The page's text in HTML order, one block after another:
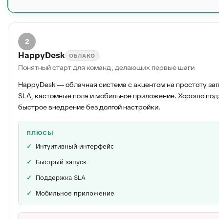
2
HappyDesk ОБЛАКО
Понятный старт для команд, делающих первые шаги
HappyDesk — облачная система с акцентом на простоту
SLA, кастомные поля и мобильное приложение. Хорошо
быстрое внедрение без долгой настройки.
ПЛЮСЫ
Интуитивный интерфейс
Быстрый запуск
Поддержка SLA
Мобильное приложение